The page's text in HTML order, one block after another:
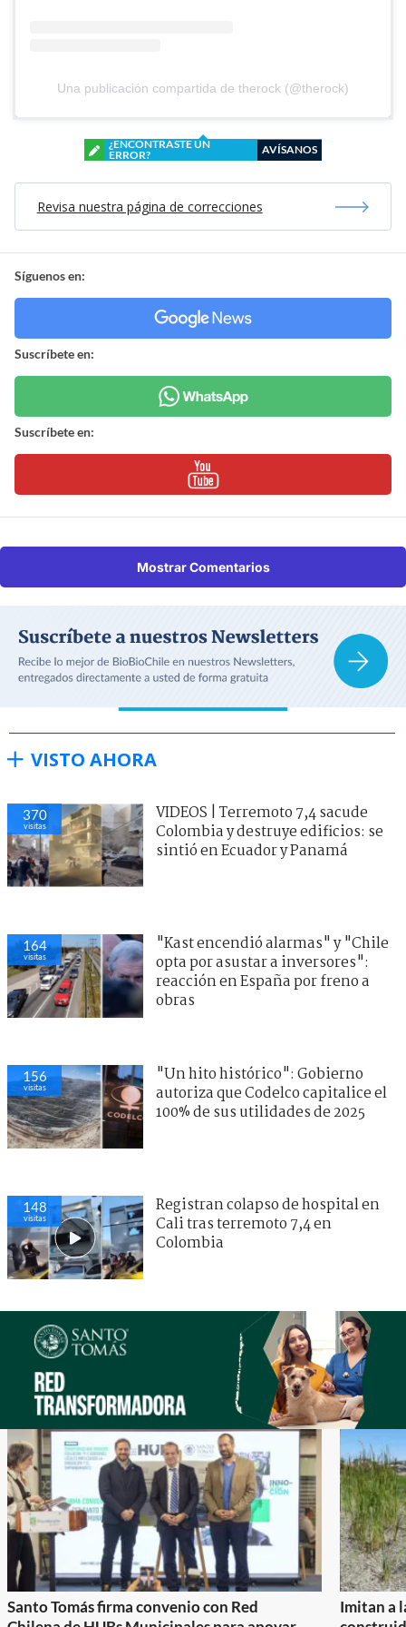
Una publicación compartida de therock (@therock)
¿ENCONTRASTE UN
ERROR?
AVÍSANOS
Revisa nuestra página de correcciones
Síguenos en:
Suscríbete en:
Suscríbete en:
Mostrar Comentarios
VISTO AHORA
370
visitas
VIDEOS | Terremoto 7,4 sacude
Colombia y destruye edificios: se
sintió en Ecuador y Panamá
164
visitas
"Kast encendió alarmas" y "Chile
opta por asustar a inversores":
reacción en España por freno a
obras
156
visitas
"Un hito histórico": Gobierno
autoriza que Codelco capitalice el
100% de sus utilidades de 2025
148
visitas
Registran colapso de hospital en
Cali tras terremoto 7,4 en
Colombia
Santo Tomás firma convenio con Red
Imitan a